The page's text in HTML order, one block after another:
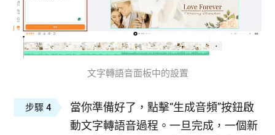
文字轉語音面板中的設置
步驟 4
當你準備好了，點擊“生成音頻”按鈕啟
動文字轉語音過程。一旦完成，一個新